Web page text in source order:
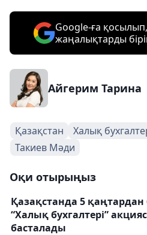
Google-ға қосылып,
жаңалықтарды
Айгерим Тарина
Қазақстан Халық
Такиев Мәди
Оқи отырыңыз
Қазақстанда 5 қаңтардан
“Халық бухгалтері”
басталады